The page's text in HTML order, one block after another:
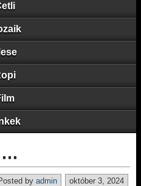
…
október 3, 2024
by admin